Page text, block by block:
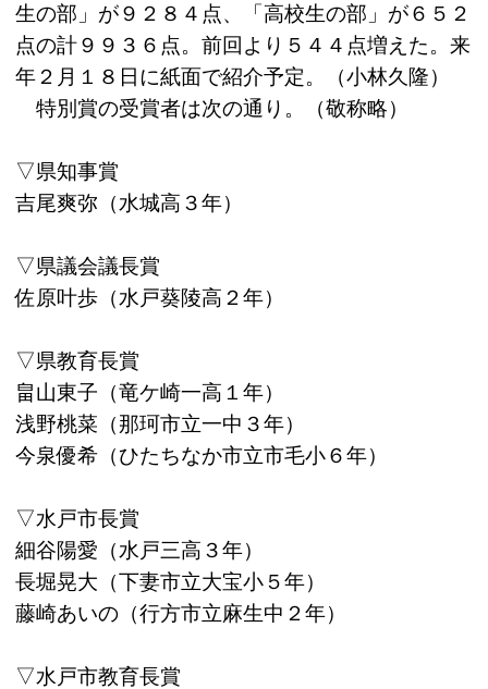
生の部」が９２８４点、「高校生の部」が６５２
点の計９９３６点。前回より５４４点増えた。来
年２月１８日に紙面で紹介予定。（小林久隆）
特別賞の受賞者は次の通り。（敬称略）
▽県知事賞
吉尾爽弥（水城高３年）
▽県議会議長賞
佐原叶歩（水戸葵陵高２年）
▽県教育長賞
畠山東子（竜ケ崎一高１年）
浅野桃菜（那珂市立一中３年）
今泉優希（ひたちなか市立市毛小６年）
▽水戸市長賞
細谷陽愛（水戸三高３年）
長堀晃大（下妻市立大宝小５年）
藤崎あいの（行方市立麻生中２年）
▽水戸市教育長賞